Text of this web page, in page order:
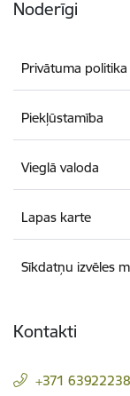
Noderīgi
Privātuma politika
Piekļūstamība
Vieglā valoda
Lapas karte
Sīkdatņu izvēles
Kontakti
+371 63922238